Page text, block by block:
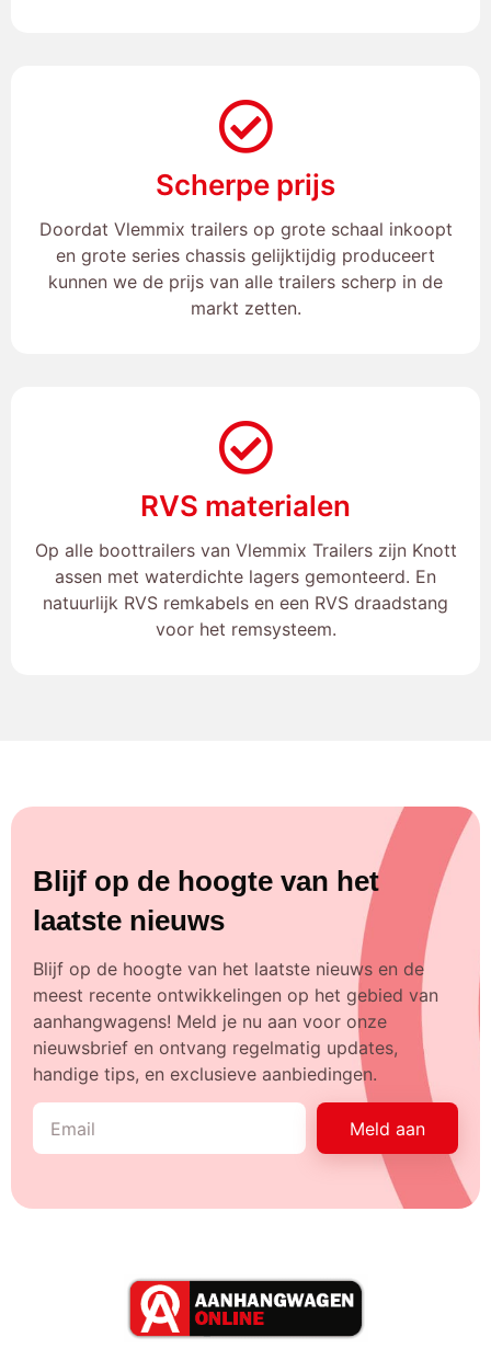
Scherpe prijs
Doordat Vlemmix trailers op grote schaal inkoopt
en grote series chassis gelijktijdig produceert
kunnen we de prijs van alle trailers scherp in de
markt zetten.
RVS materialen
Op alle boottrailers van Vlemmix Trailers zijn Knott
assen met waterdichte lagers gemonteerd. En
natuurlijk RVS remkabels en een RVS draadstang
voor het remsysteem.
Blijf op de hoogte van het
laatste nieuws
Blijf op de hoogte van het laatste nieuws en de
meest recente ontwikkelingen op het gebied van
aanhangwagens! Meld je nu aan voor onze
nieuwsbrief en ontvang regelmatig updates,
handige tips, en exclusieve aanbiedingen.
Meld aan